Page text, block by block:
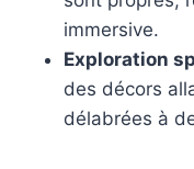
immersive.
Exploration
des décors
délabrées à